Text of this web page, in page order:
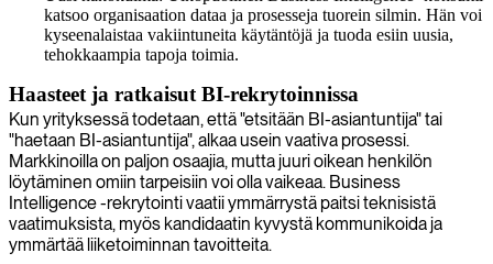
katsoo organisaation dataa ja prosesseja tuorein silmin. Hän voi
kyseenalaistaa vakiintuneita käytäntöjä ja tuoda esiin uusia,
tehokkaampia tapoja toimia.
Haasteet ja ratkaisut BI-rekrytoinnissa
Kun yrityksessä todetaan, että "etsitään BI-asiantuntija" tai
"haetaan BI-asiantuntija", alkaa usein vaativa prosessi.
Markkinoilla on paljon osaajia, mutta juuri oikean henkilön
löytäminen omiin tarpeisiin voi olla vaikeaa. Business
Intelligence -rekrytointi vaatii ymmärrystä paitsi teknisistä
vaatimuksista, myös kandidaatin kyvystä kommunikoida ja
ymmärtää liiketoiminnan tavoitteita.